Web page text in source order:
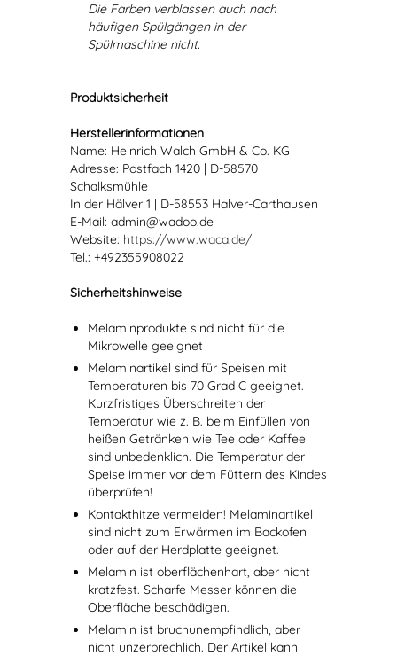
Die Farben verblassen auch nach
häufigen Spülgängen in der
Spülmaschine nicht.
Produktsicherheit
Herstellerinformationen
Name: Heinrich Walch GmbH & Co. KG
Adresse: Postfach 1420 | D-58570
Schalksmühle
In der Hälver 1 | D-58553 Halver-Carthausen
E-Mail: admin@wadoo.de
Website: https://www.waca.de/
Tel.: +492355908022
Sicherheitshinweise
Melaminprodukte sind nicht für die
Mikrowelle geeignet
Melaminartikel sind für Speisen mit
Temperaturen bis 70 Grad C geeignet.
Kurzfristiges Überschreiten der
Temperatur wie z. B. beim Einfüllen von
heißen Getränken wie Tee oder Kaffee
sind unbedenklich. Die Temperatur der
Speise immer vor dem Füttern des Kindes
überprüfen!
Kontakthitze vermeiden! Melaminartikel
sind nicht zum Erwärmen im Backofen
oder auf der Herdplatte geeignet.
Melamin ist oberflächenhart, aber nicht
kratzfest. Scharfe Messer können die
Oberfläche beschädigen.
Melamin ist bruchunempfindlich, aber
nicht unzerbrechlich. Der Artikel kann